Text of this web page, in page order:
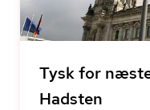
Tysk for
Hadsten